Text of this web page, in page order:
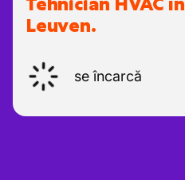
Leuven.
se încarcă